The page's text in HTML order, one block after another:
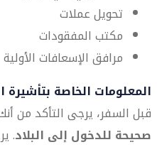
تحويل عملات
مكتب المفقودات
مرافق الإسعافات الأولية
المعلومات الخاصة بتأشيرة
قبل السفر، يرجى التأكد من
صحيحة للدخول إلى البلاد.